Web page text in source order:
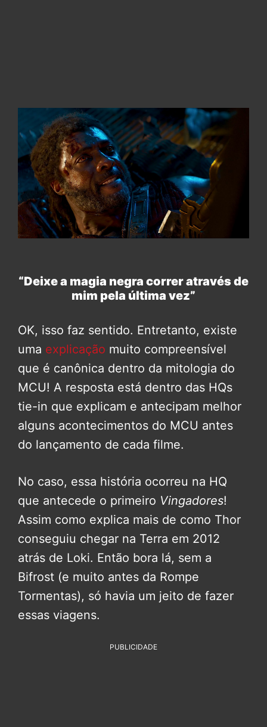
“Deixe a magia negra correr através de
mim pela última vez”
OK, isso faz sentido. Entretanto, existe
uma explicação muito compreensível
que é canônica dentro da mitologia do
MCU! A resposta está dentro das HQs
tie-in que explicam e antecipam melhor
alguns acontecimentos do MCU antes
do lançamento de cada filme.
No caso, essa história ocorreu na HQ
que antecede o primeiro Vingadores!
Assim como explica mais de como Thor
conseguiu chegar na Terra em 2012
atrás de Loki. Então bora lá, sem a
Bifrost (e muito antes da Rompe
Tormentas), só havia um jeito de fazer
essas viagens.
PUBLICIDADE